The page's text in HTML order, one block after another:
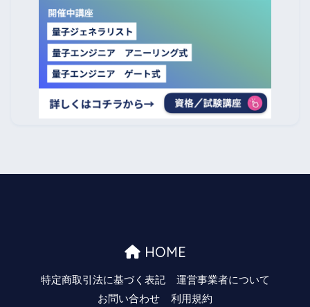
HOME
特定商取引法に基づく表記
運営事業者について
お問い合わせ
利用規約